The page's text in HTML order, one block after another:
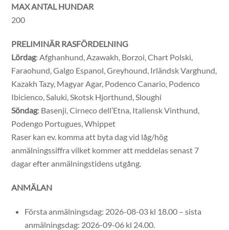
MAX ANTAL HUNDAR
200
PRELIMINÄR RASFÖRDELNING
Lördag: Afghanhund, Azawakh, Borzoi, Chart Polski,
Faraohund, Galgo Espanol, Greyhound, Irländsk Varghund,
Kazakh Tazy, Magyar Agar, Podenco Canario, Podenco
Ibicienco, Saluki, Skotsk Hjorthund, Sloughi
Söndag: Basenji, Cirneco dell’Etna, Italiensk Vinthund,
Podengo Portugues, Whippet
Raser kan ev. komma att byta dag vid låg/hög
anmälningssiffra vilket kommer att meddelas senast 7
dagar efter anmälningstidens utgång.
ANMÄLAN
Första anmälningsdag: 2026-08-03 kl 18.00 – sista
anmälningsdag: 2026-09-06 kl 24.00.